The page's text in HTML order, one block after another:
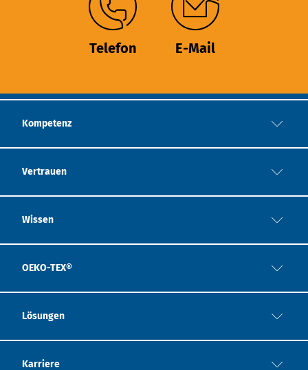
Telefon E-Mail
Kompetenz
Vertrauen
Wissen
OEKO-TEX®
Lösungen
Karriere